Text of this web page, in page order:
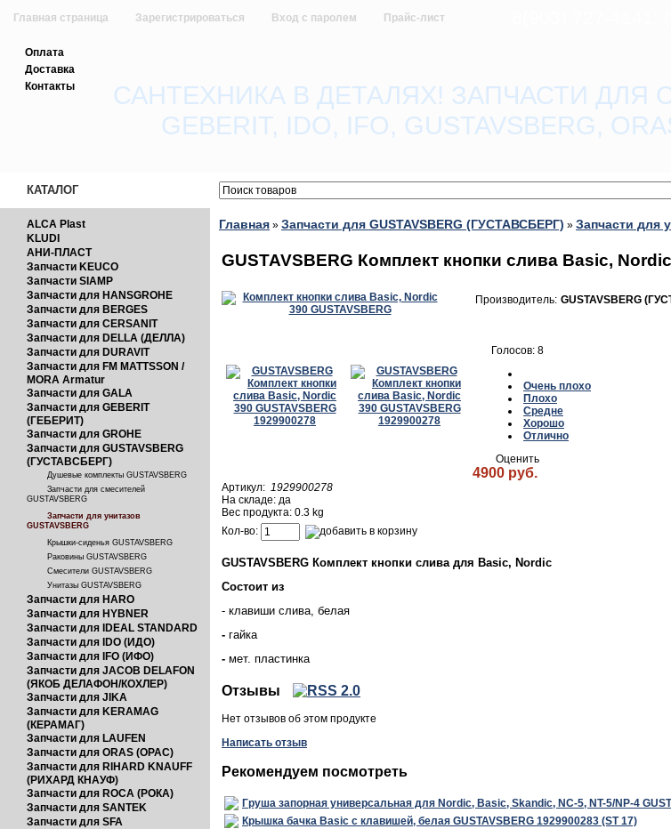
Главная страница Зарегистрироваться Вход с паролем Прайс-лист
Обратная связь
Оплата
Доставка
Контакты
САНТЕХНИКА В ДЕТАЛЯХ! ЗАПЧАСТИ ДЛЯ
GEBERIT, IDO, IFO, GUSTAVSBERG,
КАТАЛОГ
ALCA Plast
KLUDI
АНИ-ПЛАСТ
Запчасти KEUCO
Запчасти SIAMP
Запчасти для HANSGROHE
Запчасти для BERGES
Запчасти для CERSANIT
Запчасти для DELLA (ДЕЛЛА)
Запчасти для DURAVIT
Запчасти для FM MATTSSON /
MORA Armatur
Запчасти для GALA
Запчасти для GEBERIT
(ГЕБЕРИТ)
Запчасти для GROHE
Запчасти для GUSTAVSBERG
(ГУСТАВСБЕРГ)
Душевые комплекты GUSTAVSBERG
Запчасти для смесителей
GUSTAVSBERG
Запчасти для унитазов
GUSTAVSBERG
Крышки-сиденья GUSTAVSBERG
Раковины GUSTAVSBERG
Смесители GUSTAVSBERG
Унитазы GUSTAVSBERG
Запчасти для HARO
Запчасти для HYBNER
Запчасти для IDEAL STANDARD
Запчасти для IDO (ИДО)
Запчасти для IFO (ИФО)
Запчасти для JACOB DELAFON
(ЯКОБ ДЕЛАФОН/КОХЛЕР)
Запчасти для JIKA
Запчасти для KERAMAG
(КЕРАМАГ)
Запчасти для LAUFEN
Запчасти для ORAS (ОРАС)
Запчасти для RIHARD KNAUFF
(РИХАРД КНАУФ)
Запчасти для ROCA (РОКА)
Запчасти для SANTEK
Запчасти для SFA
Главная » Запчасти для GUSTAVSBERG (ГУСТАВСБЕРГ) » Запчасти для
GUSTAVSBERG Комплект кнопки слива Basic,
Производитель: GUSTAVSBERG
Голосов: 8
Очень плохо
Плохо
Средне
Хорошо
Отлично
Оценить
4900 руб.
Артикул: 1929900278
На складе: да
Вес продукта: 0.3 kg
Кол-во:
GUSTAVSBERG Комплект кнопки слива для Basic, Nordic
Состоит из
- клавиши слива, белая
- гайка
- мет. пластинка
Отзывы
Нет отзывов об этом продукте
Написать отзыв
Рекомендуем посмотреть
Гpуша запорная унивеpсальная для Nordic, Basic, Skandic, NC-5, NT-5/NP-4
Крышка бачка Basic с клавишей, белая GUSTAVSBERG 1929900283 (ST 17)